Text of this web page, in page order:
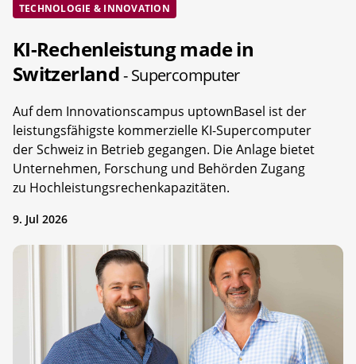
TECHNOLOGIE & INNOVATION
KI-Rechenleistung made in
Switzerland- Supercomputer
Auf dem Innovationscampus uptownBasel ist der
leistungsfähigste kommerzielle KI-Supercomputer
der Schweiz in Betrieb gegangen. Die Anlage bietet
Unternehmen, Forschung und Behörden Zugang
zu Hochleistungsrechenkapazitäten.
9. Jul 2026